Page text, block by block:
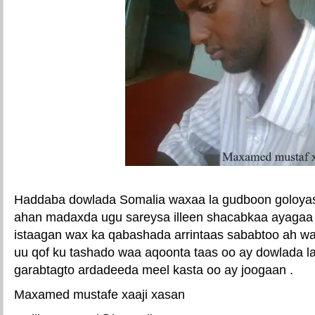
Haddaba dowlada Somalia waxaa la gudboon
ahan madaxda ugu sareysa illeen shacabkaa
istaagan wax ka qabashada arrintaas sababtoo ah
uu qof ku tashado waa aqoonta taas oo ay dowlada
garabtagto ardadeeda meel kasta oo ay joogaan .
Maxamed mustafe xaaji xasan